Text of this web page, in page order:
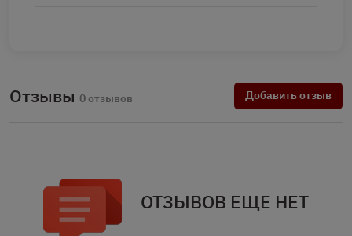
Отзывы 0 отзывов Добавить отзыв
ОТЗЫВОВ ЕЩЕ НЕТ